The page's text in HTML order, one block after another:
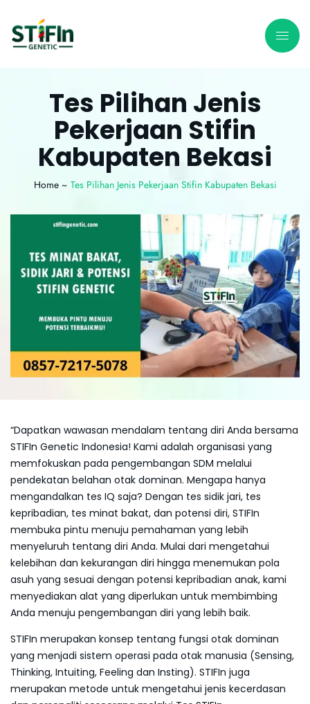
Tes Pilihan Jenis
Pekerjaan Stifin
Kabupaten Bekasi
Home ~ Tes Pilihan Jenis Pekerjaan Stifin Kabupaten Bekasi
“Dapatkan wawasan mendalam tentang diri Anda bersama
STIFIn Genetic Indonesia! Kami adalah organisasi yang
memfokuskan pada pengembangan SDM melalui
pendekatan belahan otak dominan. Mengapa hanya
mengandalkan tes IQ saja? Dengan tes sidik jari, tes
kepribadian, tes minat bakat, dan potensi diri, STIFIn
membuka pintu menuju pemahaman yang lebih
menyeluruh tentang diri Anda. Mulai dari mengetahui
kelebihan dan kekurangan diri hingga menemukan pola
asuh yang sesuai dengan potensi kepribadian anak, kami
menyediakan alat yang diperlukan untuk membimbing
Anda menuju pengembangan diri yang lebih baik.
STIFIn merupakan konsep tentang fungsi otak dominan
yang menjadi sistem operasi pada otak manusia (Sensing,
Thinking, Intuiting, Feeling dan Insting). STIFIn juga
merupakan metode untuk mengetahui jenis kecerdasan